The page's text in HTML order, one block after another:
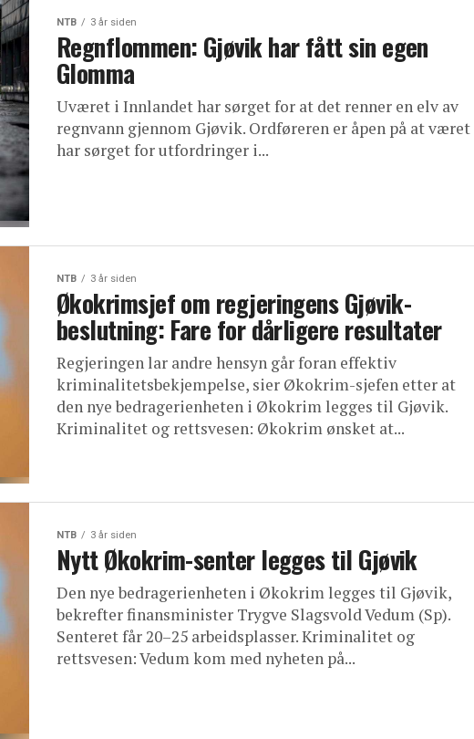
NTB 3 år siden
Regnflommen: Gjøvik har fått sin egen
Glomma
Uværet i Innlandet har sørget for at det renner en elv av
regnvann gjennom Gjøvik. Ordføreren er åpen på at været
har sørget for utfordringer i...
NTB 3 år siden
Økokrimsjef om regjeringens Gjøvik-
beslutning: Fare for dårligere resultater
Regjeringen lar andre hensyn går foran effektiv
kriminalitetsbekjempelse, sier Økokrim-sjefen etter at
den nye bedragerienheten i Økokrim legges til Gjøvik.
Kriminalitet og rettsvesen: Økokrim ønsket at...
NTB 3 år siden
Nytt Økokrim-senter legges til Gjøvik
Den nye bedragerienheten i Økokrim legges til Gjøvik,
bekrefter finansminister Trygve Slagsvold Vedum (Sp).
Senteret får 20–25 arbeidsplasser. Kriminalitet og
rettsvesen: Vedum kom med nyheten på...